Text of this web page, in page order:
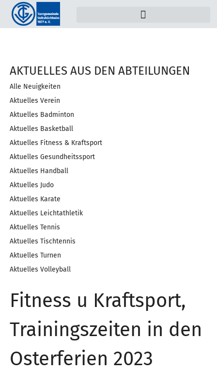
AKTUELLES AUS DEN AB­TEI­LUNG­EN
Alle Neuigkeiten
Aktuelles Verein
Aktuelles Badminton
Aktuelles Basketball
Aktuelles Fitness & Kraftsport
Aktuelles Gesundheitssport
Aktuelles Handball
Aktuelles Judo
Aktuelles Karate
Aktuelles Leichtathletik
Aktuelles Tennis
Aktuelles Tischtennis
Aktuelles Turnen
Aktuelles Volleyball
Fitness u Kraftsport,
Trainingszeiten in den
Osterferien 2023